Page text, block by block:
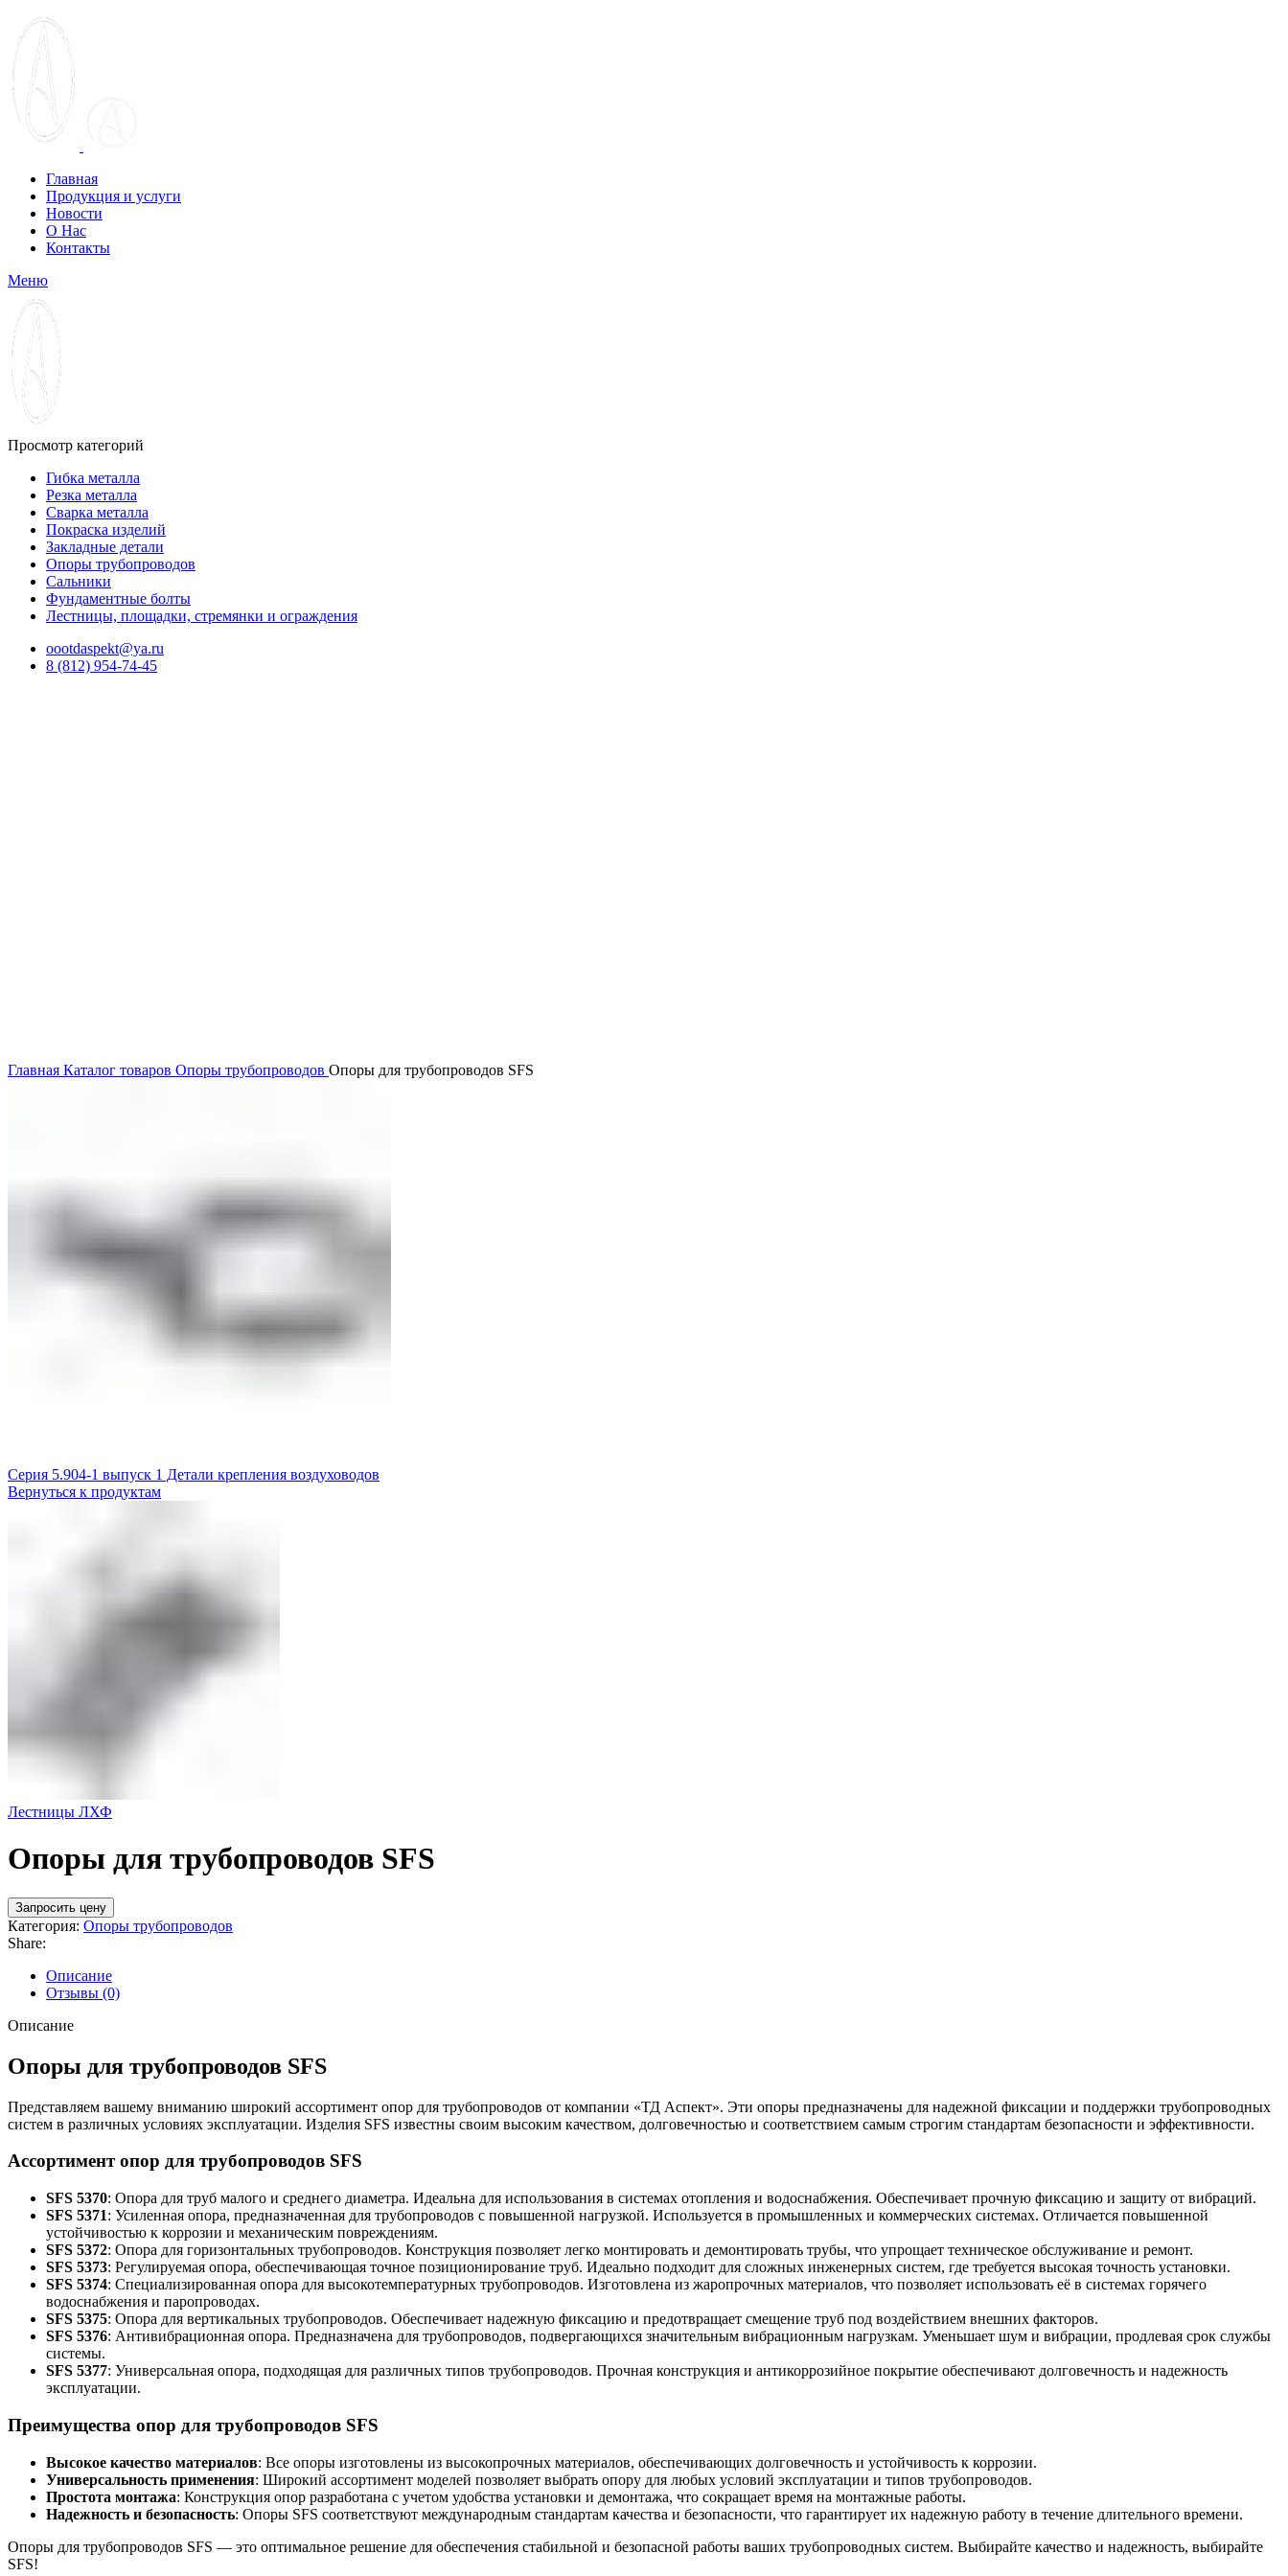
Главная
Продукция и услуги
Новости
О Нас
Контакты
Меню
Просмотр категорий
Гибка металла
Резка металла
Сварка металла
Покраска изделий
Закладные детали
Опоры трубопроводов
Сальники
Фундаментные болты
Лестницы, площадки, стремянки и ограждения
oootdaspekt@ya.ru
8 (812) 954-74-45
Главная Каталог товаров Опоры трубопроводов Опоры для трубопроводов SFS
Серия 5.904-1 выпуск 1 Детали крепления воздуховодов
Вернуться к продуктам
Лестницы ЛХФ
Опоры для трубопроводов SFS
Запросить цену
Категория: Опоры трубопроводов
Share:
Описание
Отзывы (0)
Описание
Опоры для трубопроводов SFS
Представляем вашему вниманию широкий ассортимент опор для трубопроводов от компании «ТД Аспект». Эти опоры предназначены для надежной фиксации и поддержки трубопроводных
систем в различных условиях эксплуатации. Изделия SFS известны своим высоким качеством, долговечностью и соответствием самым строгим стандартам безопасности и эффективности.
Ассортимент опор для трубопроводов SFS
SFS 5370: Опора для труб малого и среднего диаметра. Идеальна для использования в системах отопления и водоснабжения. Обеспечивает прочную фиксацию и защиту от вибраций.
SFS 5371: Усиленная опора, предназначенная для трубопроводов с повышенной нагрузкой. Используется в промышленных и коммерческих системах. Отличается повышенной
устойчивостью к коррозии и механическим повреждениям.
SFS 5372: Опора для горизонтальных трубопроводов. Конструкция позволяет легко монтировать и демонтировать трубы, что упрощает техническое обслуживание и ремонт.
SFS 5373: Регулируемая опора, обеспечивающая точное позиционирование труб. Идеально подходит для сложных инженерных систем, где требуется высокая точность установки.
SFS 5374: Специализированная опора для высокотемпературных трубопроводов. Изготовлена из жаропрочных материалов, что позволяет использовать её в системах горячего
водоснабжения и паропроводах.
SFS 5375: Опора для вертикальных трубопроводов. Обеспечивает надежную фиксацию и предотвращает смещение труб под воздействием внешних факторов.
SFS 5376: Антивибрационная опора. Предназначена для трубопроводов, подвергающихся значительным вибрационным нагрузкам. Уменьшает шум и вибрации, продлевая срок службы
системы.
SFS 5377: Универсальная опора, подходящая для различных типов трубопроводов. Прочная конструкция и антикоррозийное покрытие обеспечивают долговечность и надежность
эксплуатации.
Преимущества опор для трубопроводов SFS
Высокое качество материалов: Все опоры изготовлены из высокопрочных материалов, обеспечивающих долговечность и устойчивость к коррозии.
Универсальность применения: Широкий ассортимент моделей позволяет выбрать опору для любых условий эксплуатации и типов трубопроводов.
Простота монтажа: Конструкция опор разработана с учетом удобства установки и демонтажа, что сокращает время на монтажные работы.
Надежность и безопасность: Опоры SFS соответствуют международным стандартам качества и безопасности, что гарантирует их надежную работу в течение длительного времени.
Опоры для трубопроводов SFS — это оптимальное решение для обеспечения стабильной и безопасной работы ваших трубопроводных систем. Выбирайте качество и надежность, выбирайте
SFS!